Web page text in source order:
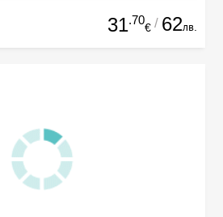
31.70
€ / 62лв.